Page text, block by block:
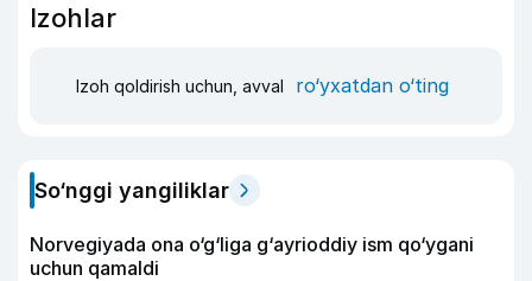
Izohlar
Izoh qoldirish uchun, avval ro‘yxatdan o‘ting
So‘nggi yangiliklar
Norvegiyada ona o‘g‘liga g‘ayrioddiy ism qo‘ygani
uchun qamaldi